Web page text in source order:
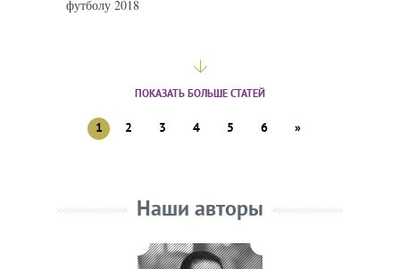
футболу 2018
ПОКАЗАТЬ БОЛЬШЕ СТАТЕЙ
1 2 3 4 5 6 »
Наши авторы